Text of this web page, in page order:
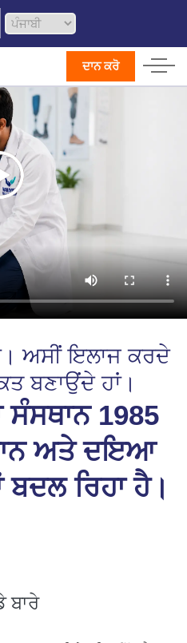
ਦਾਨ ਕਰੋ
ਅਸੀਂ ਇਲਾਜ ਕਰਦੇ
ਬਣਾਉਂਦੇ ਹਾਂ।
ਸੰਸਥਾਨ 1985
ਅਤੇ ਦਇਆ
ਰਿਹਾ ਹੈ।
ਬਾਰੇ